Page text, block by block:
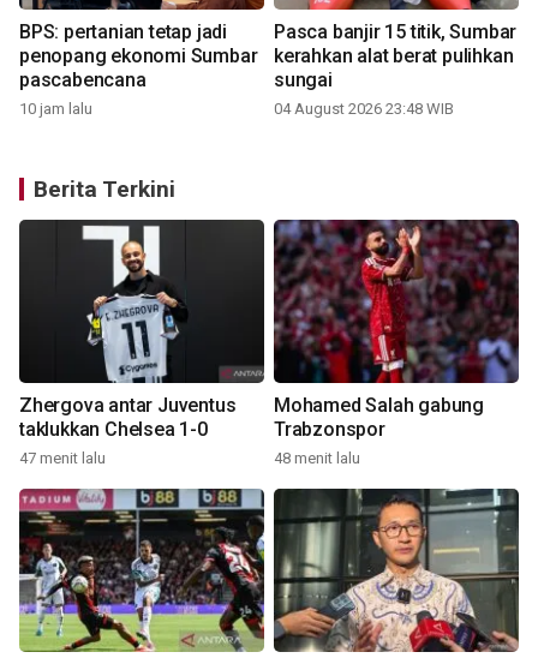
BPS: pertanian tetap jadi
penopang ekonomi Sumbar
pascabencana
10 jam lalu
Pasca banjir 15 titik, Sumbar
kerahkan alat berat pulihkan
sungai
04 August 2026 23:48 WIB
Berita Terkini
Zhergova antar Juventus
taklukkan Chelsea 1-0
47 menit lalu
Mohamed Salah gabung
Trabzonspor
48 menit lalu